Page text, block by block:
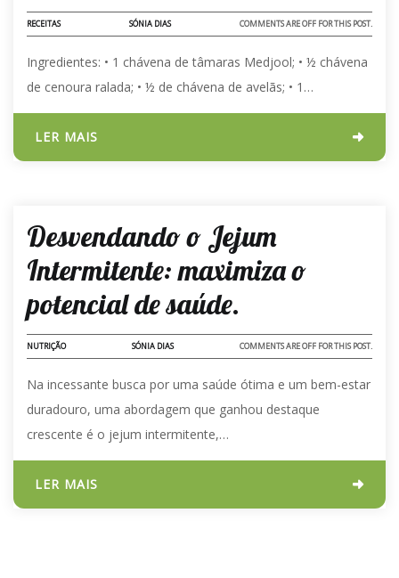
RECEITAS SÓNIA DIAS COMMENTS ARE OFF FOR THIS POST.
Ingredientes: •⁠ ⁠1 chávena de tâmaras Medjool; •⁠ ⁠⁠½ chávena
de cenoura ralada; •⁠ ⁠⁠½ de chávena de avelãs; •⁠ ⁠⁠1…
LER MAIS
Desvendando o Jejum
Intermitente: maximiza o
potencial de saúde.
NUTRIÇÃO SÓNIA DIAS COMMENTS ARE OFF FOR THIS POST.
Na incessante busca por uma saúde ótima e um bem-estar
duradouro, uma abordagem que ganhou destaque
crescente é o jejum intermitente,…
LER MAIS